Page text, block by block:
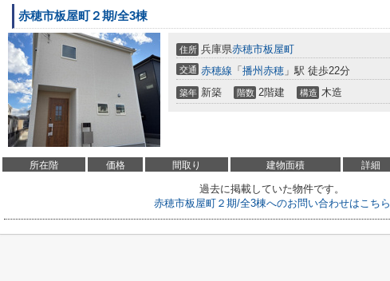
赤穂市板屋町２期/全3棟
住所 兵庫県赤穂市板屋町
交通 赤穂線 「 播州赤穂 」駅 徒歩22分
築年 新築 階数 2階建 構造 木造
所在階 価格 間取り 建物面積 詳細
過去に掲載していた物件です。
赤穂市板屋町２期/全3棟へのお問い合わせはこちら